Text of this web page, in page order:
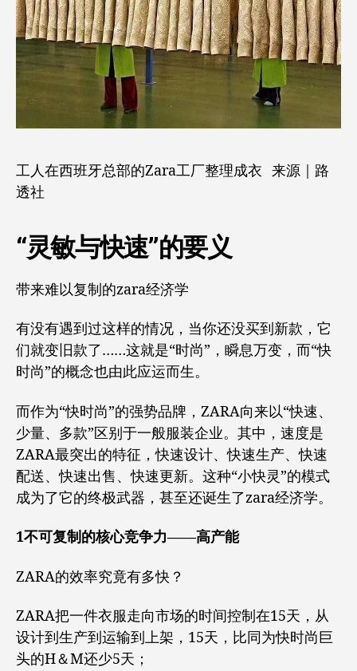
工人在西班牙总部的Zara工厂整理成衣 来源 | 路
透社
“灵敏与快速”的要义
带来难以复制的zara经济学
有没有遇到过这样的情况，当你还没买到新款，它
们就变旧款了……这就是“时尚”，瞬息万变，而“快
时尚”的概念也由此应运而生。
而作为“快时尚”的强势品牌，ZARA向来以“快速、
少量、多款”区别于一般服装企业。其中，速度是
ZARA最突出的特征，快速设计、快速生产、快速
配送、快速出售、快速更新。这种“小快灵”的模式
成为了它的终极武器，甚至还诞生了zara经济学。
1不可复制的核心竞争力——高产能
ZARA的效率究竟有多快？
ZARA把一件衣服走向市场的时间控制在15天，从
设计到生产到运输到上架，15天，比同为快时尚巨
头的H＆M还少5天；